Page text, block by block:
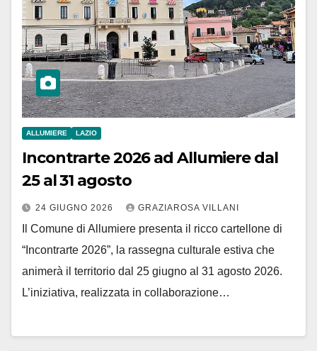
ALLUMIERE LAZIO
Incontrarte 2026 ad Allumiere dal
25 al 31 agosto
24 GIUGNO 2026 GRAZIAROSA VILLANI
Il Comune di Allumiere presenta il ricco cartellone di
“Incontrarte 2026”, la rassegna culturale estiva che
animerà il territorio dal 25 giugno al 31 agosto 2026.
L’iniziativa, realizzata in collaborazione…